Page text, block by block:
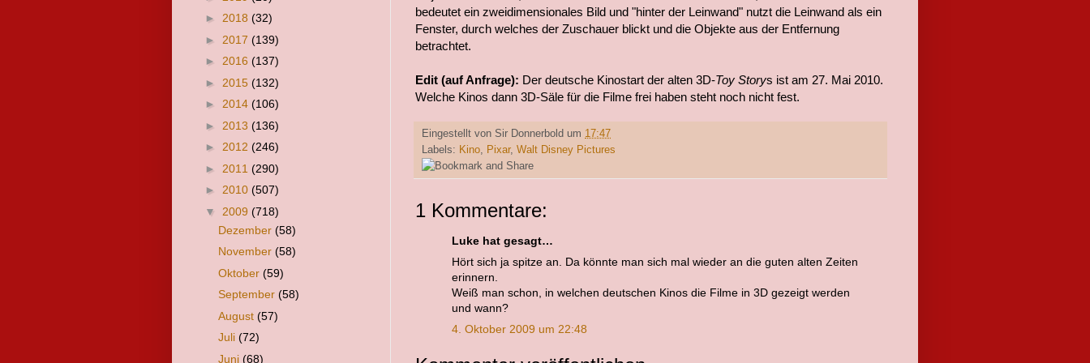
bedeutet ein zweidimensionales Bild und "hinter der Leinwand" nutzt die Leinwand als ein
Fenster, durch welches der Zuschauer blickt und die Objekte aus der Entfernung
betrachtet.
Edit (auf Anfrage): Der deutsche Kinostart der alten 3D-Toy Storys ist am 27. Mai 2010.
Welche Kinos dann 3D-Säle für die Filme frei haben steht noch nicht fest.
Eingestellt von Sir Donnerbold um 17:47
Labels: Kino, Pixar, Walt Disney Pictures
1 Kommentare:
Luke hat gesagt…
Hört sich ja spitze an. Da könnte man sich mal wieder an die guten alten Zeiten
erinnern.
Weiß man schon, in welchen deutschen Kinos die Filme in 3D gezeigt werden
und wann?
4. Oktober 2009 um 22:48
► 2018 (32)
► 2017 (139)
► 2016 (137)
► 2015 (132)
► 2014 (106)
► 2013 (136)
► 2012 (246)
► 2011 (290)
► 2010 (507)
▼ 2009 (718)
Dezember (58)
November (58)
Oktober (59)
September (58)
August (57)
Juli (72)
Juni (68)